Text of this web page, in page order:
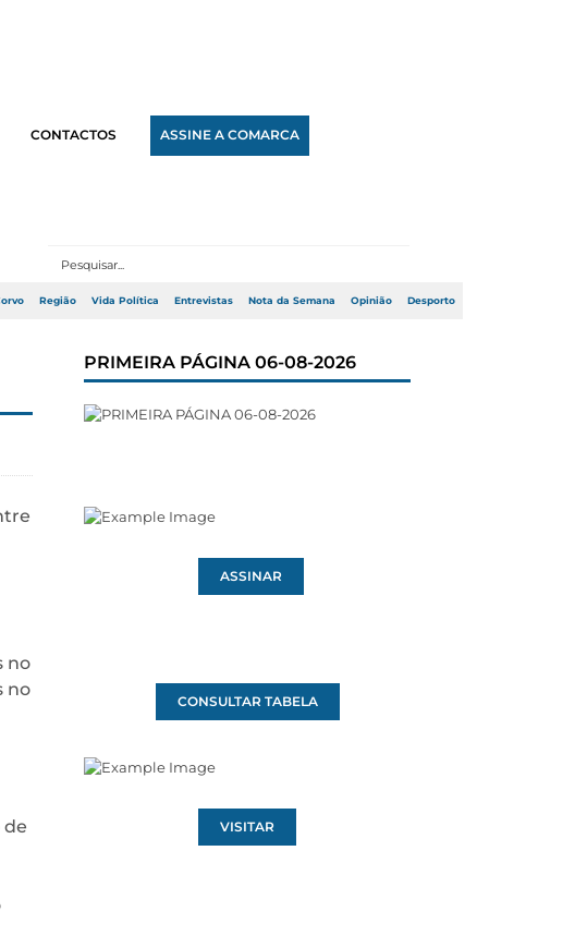
CONTACTOS ASSINE A COMARCA
Região Vida Política Entrevistas Nota da Semana Opinião Desporto
no
no
de
PRIMEIRA PÁGINA 06-08-2026
ASSINAR
CONSULTAR TABELA
VISITAR